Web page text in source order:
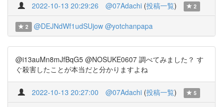
2022-10-13 20:29:26 @07Adachi (投稿一覧) 2
2 @DEJNdWf1udSUjow @yotchanpapa
@i13auMn8mJfBqG5 @NOSUKE0607 調べてみました？ す
ぐ殺害したことが本当だと分かりますよね
2022-10-13 20:27:00 @07Adachi (投稿一覧) 5